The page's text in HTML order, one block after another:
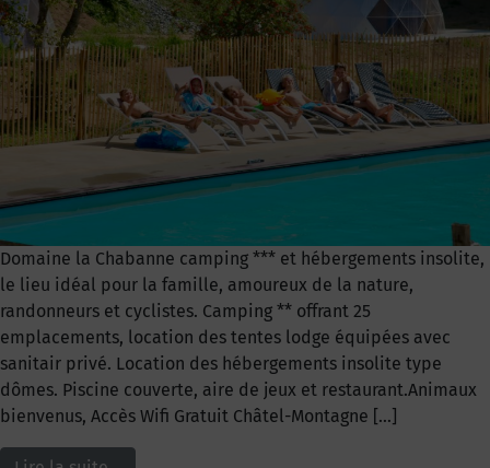
Domaine la Chabanne camping *** et hébergements insolite,
le lieu idéal pour la famille, amoureux de la nature,
randonneurs et cyclistes. Camping ** offrant 25
emplacements, location des tentes lodge équipées avec
sanitair privé. Location des hébergements insolite type
dômes. Piscine couverte, aire de jeux et restaurant.Animaux
bienvenus, Accès Wifi Gratuit Châtel-Montagne […]